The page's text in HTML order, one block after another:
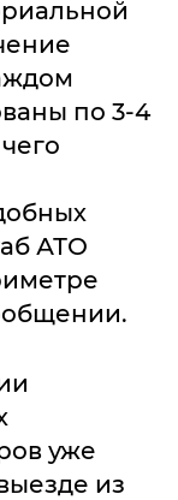
по 3-4
АТО
уже
из